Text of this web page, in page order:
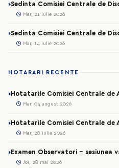
Sedinta Comisiei Centrale de
Mar, 21 iulie 2026
Sedinta Comisiei Centrale de
Mar, 14 iulie 2026
HOTARARI RECENTE
Hotatarile Comisiei Centrale de
Mar, 04 august 2026
Hotatarile Comisiei Centrale de
Mar, 28 iulie 2026
Examen Observatori - sesiunea
Joi, 28 mai 2026